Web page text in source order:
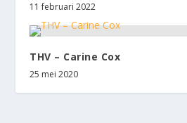
11 februari 2022
THV – Carine Cox
25 mei 2020